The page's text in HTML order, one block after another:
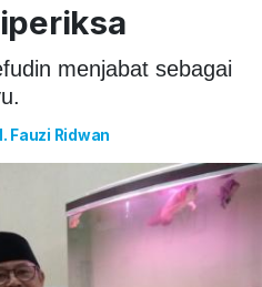
menjabat sebagai
Fauzi Ridwan